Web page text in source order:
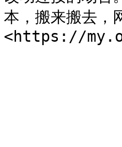
本，搬来搬去，